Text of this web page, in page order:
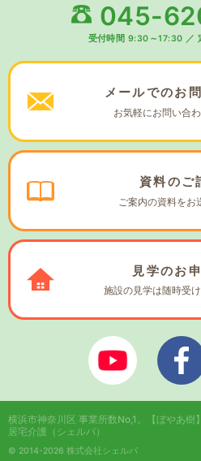
045-
受付時間 9:30～17:30 ／
メールでのお
お気軽にお問い合
資料のご
ご案内の資料をお
見学のお
施設の見学は随時受
ぼやあ樹
© 2014-2026 株式会社シェルパ
横浜市神奈川区 事業所数No,1。
【ぼやあ
居宅介護（シェルパ）